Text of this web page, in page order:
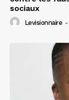
sociaux
Levisionnaire -